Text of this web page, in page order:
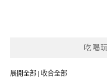
吃喝
展開全部 | 收合全部